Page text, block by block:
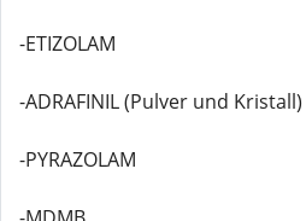
-ETIZOLAM
-ADRAFINIL (Pulver und Kristall)
-PYRAZOLAM